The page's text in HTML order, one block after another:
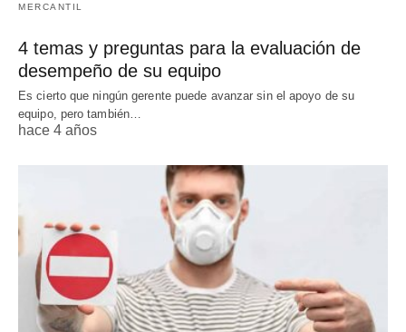
MERCANTIL
4 temas y preguntas para la evaluación de
desempeño de su equipo
Es cierto que ningún gerente puede avanzar sin el apoyo de su
equipo, pero también…
hace 4 años